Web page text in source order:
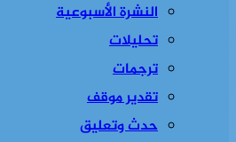
النشرة الأسبوعية
تحليلات
ترجمات
تقدير موقف
حدث وتعليق